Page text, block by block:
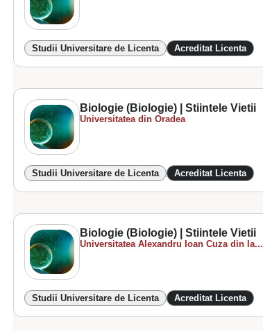
Studii Universitare de Licenta Acreditat Licenta
Biologie (Biologie) | Stiintele Vietii
Universitatea din Oradea
Studii Universitare de Licenta Acreditat Licenta
Biologie (Biologie) | Stiintele Vietii
Universitatea Alexandru Ioan Cuza din Ia...
Studii Universitare de Licenta Acreditat Licenta